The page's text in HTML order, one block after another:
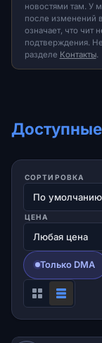
новостями там. У
после изменений
означает, что чит
подтверждения.
разделе Контакты.
СОРТИРОВКА
ЦЕНА
Только DMA